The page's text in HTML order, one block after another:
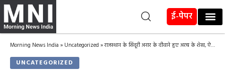
ई-पेपर
Morning News India » Uncategorized »राजस्थान के सिंदूरी अनार के दीवाने हुए अरब के शेख, ऐसे लाखों रुपये कमा रहा ये किसान
UNCATEGORIZED